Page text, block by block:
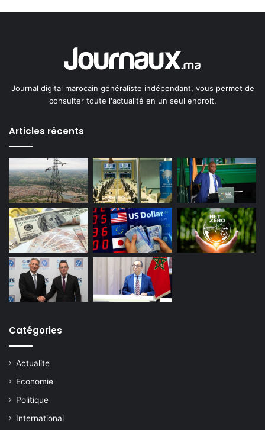
Journal digital marocain généraliste indépendant, vous permet de
consulter toute l'actualité en un seul endroit.
Articles récents
Catégories
Actualite
Economie
Politique
International